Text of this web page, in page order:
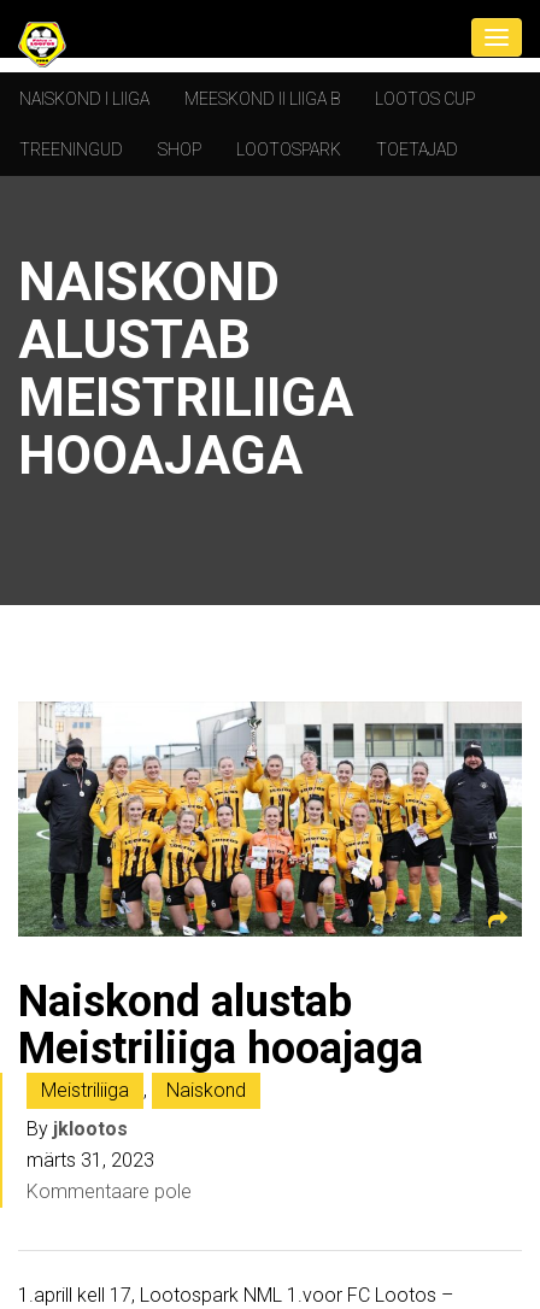
NAISKOND I LIIGA MEESKOND II LIIGA B LOOTOS CUP
TREENINGUD SHOP LOOTOSPARK TOETAJAD
NAISKOND
ALUSTAB
MEISTRILIIGA
HOOAJAGA
Naiskond alustab
Meistriliiga hooajaga
Meistriliiga ,
Naiskond
By jklootos
märts 31, 2023
Kommentaare pole
1.aprill kell 17, Lootospark NML 1.voor FC Lootos –